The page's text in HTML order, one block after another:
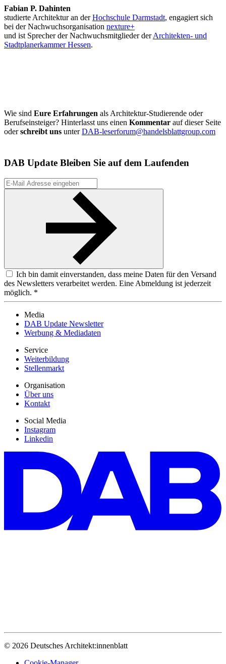
Fabian P. Dahinten
studierte Architektur an derHochschule Darmstadt, engagiert sich
bei der Nachwuchsorganisation nexture+
und ist Sprecher der Nachwuchsmitglieder derArchitekten- und
Stadtplanerkammer Hessen.
Wie sind Eure Erfahrungen als Architektur-Studierende oder
Berufseinsteiger? Hinterlasst uns einen Kommentar auf dieser Seite
oderschreibt uns unterDAB-leserforum@handelsblattgroup.com
DAB Update Bleiben Sie auf dem Laufenden
Ich bin damit einverstanden, dass meine Daten für den Versand
des Newsletters verarbeitet werden. Eine Abmeldung ist jederzeit
möglich. *
Media
DAB Update Newsletter
Werbung & Mediadaten
Service
Weiterbildung
Stellenmarkt
Organisation
Über uns
Kontakt
Social Media
Instagram
Linkedin
© 2026 Deutsches Architekt:innenblatt